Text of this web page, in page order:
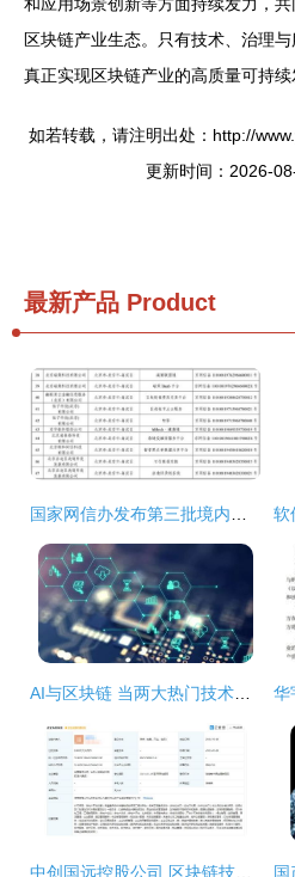
区块链产业生态。只有技术、治理
真正实现区块链产业的高质量可持续
如若转载，请注明出处：http://
更新时间：2026-
最新产品 Product